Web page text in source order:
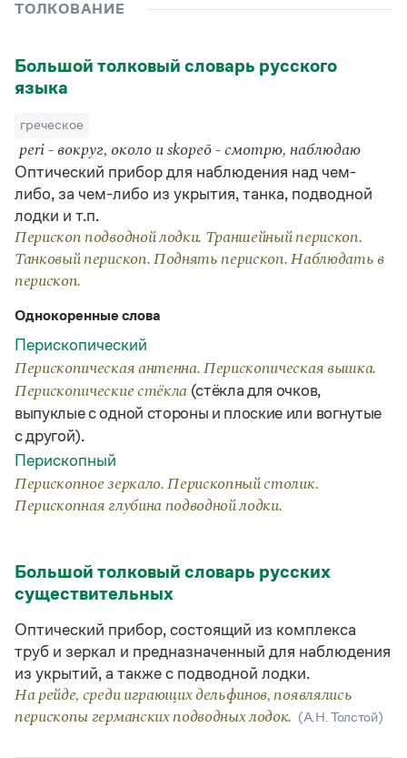
Словари русского языка как государственного
Справочники
Правила русской орфографии и пунктуации
Русский язык. Краткий теоретический курс
для школьников
Письмовник
Справочник по пунктуации
Словарь-справочник трудностей
Справочник по фразеологии
Азбучные истины
Словарь-справочник непростые слова
Все справочники портала
Журнал
Новости и события
Статьи
Монологи
Интервью
Лекции и подкасты
Рекомендуем
Учебник Грамоты
Правила русского языка: от азов до тонкостей
Скороговорки
Издательство
Управление в русском языке
Правила русской орфографии и пунктуации
ТОЛКОВАНИЕ
Большой толковый словарь русских
существительных
Оптический прибор, состоящий из комплекса
труб и зеркал и предназначенный для наблюдения
из укрытий, а также с подводной лодки.
На рейде, среди играющих дельфинов, появлялись
перископы германских подводных лодок. (А.Н. Толстой)
Большой толковый словарь русского
языка
греческое
peri - вокруг, около и skopeō - смотрю, наблюдаю
Оптический прибор для наблюдения над чем-
либо, за чем-либо из укрытия, танка, подводной
лодки и т.п.
Перископ подводной лодки. Траншейный перископ.
Танковый перископ. Поднять перископ. Наблюдать в
перископ.
Однокоренные слова
Перископический
Перископическая антенна. Перископическая вышка.
Перископические стёкла (стёкла для очков,
выпуклые с одной стороны и плоские или вогнутые
с другой).
Перископный
Перископное зеркало. Перископный столик.
Перископная глубина подводной лодки.